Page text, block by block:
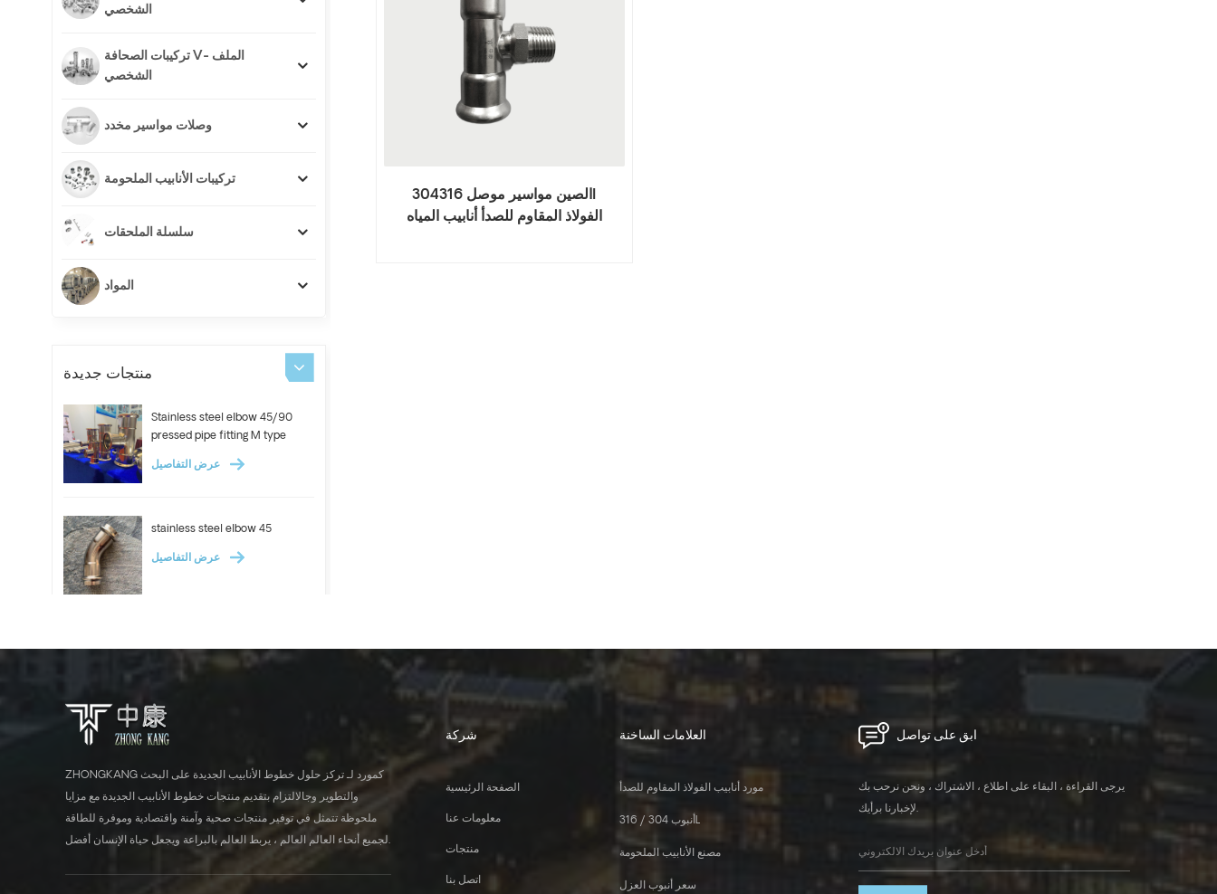
الصين مواسير موصل 304316l
الفولاذ المقاوم للصدأ أنابيب المياه
الشخصي
تركيبات الصحافة V- الملف
الشخصي
وصلات مواسير مخدد
تركيبات الأنابيب الملحومة
سلسلة الملحقات
المواد
منتجات جديدة
Stainless steel elbow 45/90
pressed pipe fitting M type
عرض التفاصيل
stainless steel elbow 45
عرض التفاصيل
pipe 304 304l 316l tube
عرض التفاصيل
ASTM A554 stainless steel
tube industrial pipe 304 316l
ZHONGKANG كمورد لـ تركز حلول خطوط الأنابيب الجديدة على البحث
والتطوير وجالالتزام بتقديم منتجات خطوط الأنابيب الجديدة مع مزايا
ملحوظة تتمثل في توفير منتجات صحية وآمنة واقتصادية وموفرة للطاقة
لجميع أنحاء العالم العالم ، يربط العالم بالبراعة ويجعل حياة الإنسان أفضل.
شركة
الصفحة الرئيسية
معلومات عنا
منتجات
اتصل بنا
العلامات الساخنة
مورد أنابيب الفولاذ المقاوم للصدأ
أنبوب 304 / 316L
مصنع الأنابيب الملحومة
سعر أنبوب العزل
ابق على تواصل
يرجى القراءة ، البقاء على اطلاع ، الاشتراك ، ونحن نرحب بك
لإخبارنا برأيك.